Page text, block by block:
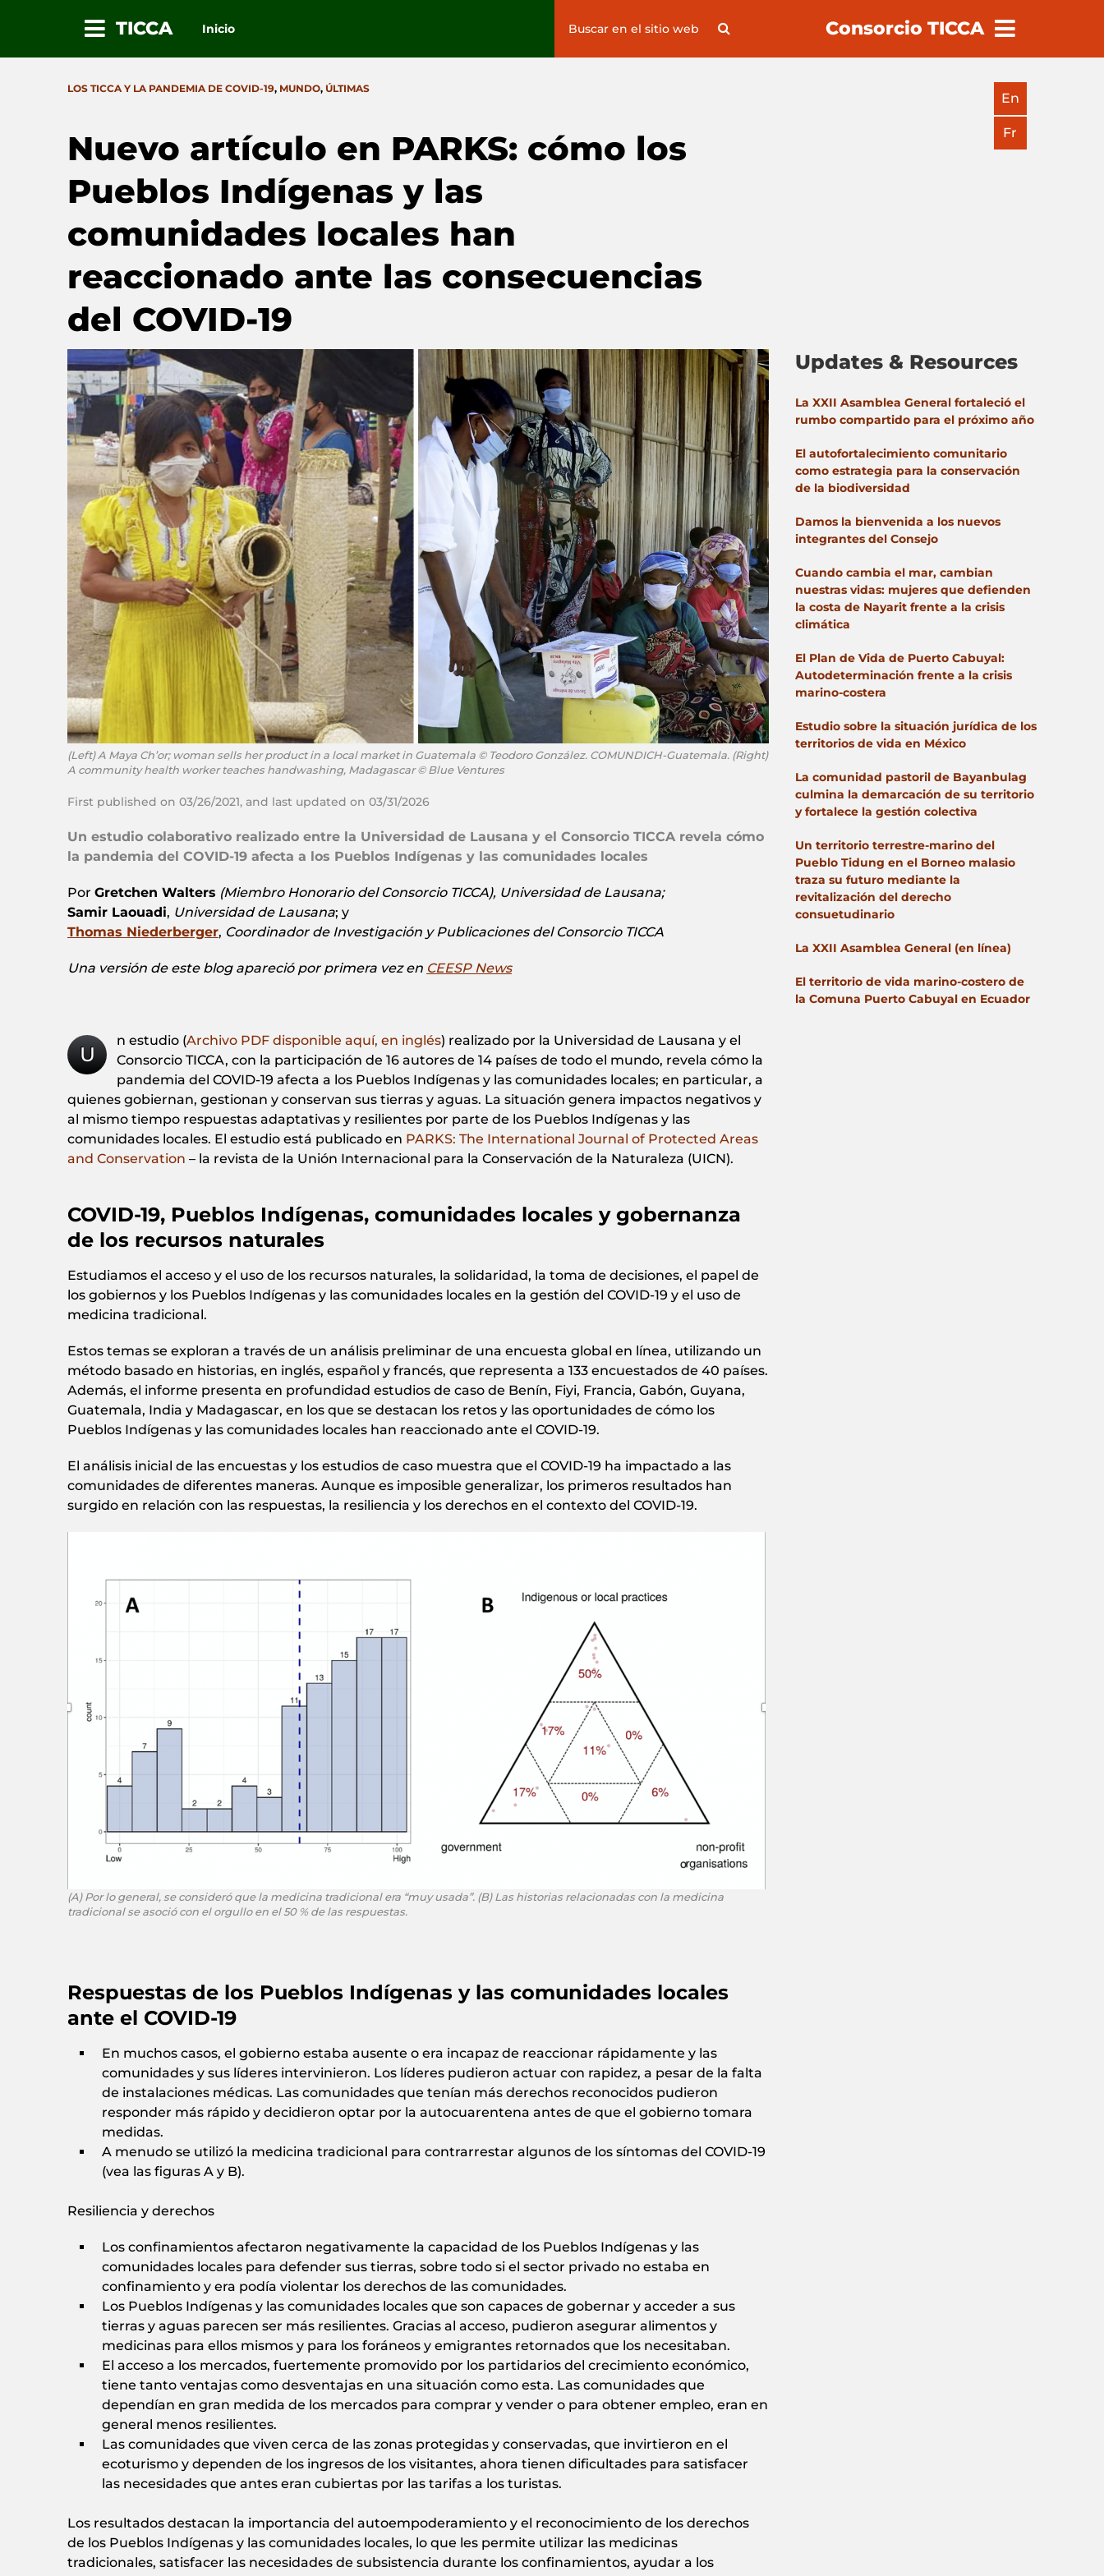
TICCA Inicio
Search
Consorcio TICCA
En
Fr
CATEGORIES
LOS TICCA Y LA PANDEMIA DE COVID-19, MUNDO, ÚLTIMAS
Nuevo artículo en PARKS: cómo los
Pueblos Indígenas y las
comunidades locales han
reaccionado ante las consecuencias
del COVID-19
(Left) A Maya Ch’or; woman sells her product in a local market in Guatemala © Teodoro González. COMUNDICH-Guatemala. (Right)
A community health worker teaches handwashing, Madagascar © Blue Ventures
First published on 03/26/2021, and last updated on 03/31/2026
Un estudio colaborativo realizado entre la Universidad de Lausana y el Consorcio TICCA revela cómo
la pandemia del COVID-19 afecta a los Pueblos Indígenas y las comunidades locales
Por Gretchen Walters (Miembro Honorario del Consorcio TICCA), Universidad de Lausana;
Samir Laouadi, Universidad de Lausana; y
Thomas Niederberger, Coordinador de Investigación y Publicaciones del Consorcio TICCA
Una versión de este blog apareció por primera vez en CEESP News
U
n estudio (Archivo PDF disponible aquí, en inglés) realizado por la Universidad de Lausana y el
Consorcio TICCA, con la participación de 16 autores de 14 países de todo el mundo, revela cómo la
pandemia del COVID-19 afecta a los Pueblos Indígenas y las comunidades locales; en particular, a
quienes gobiernan, gestionan y conservan sus tierras y aguas. La situación genera impactos negativos y
al mismo tiempo respuestas adaptativas y resilientes por parte de los Pueblos Indígenas y las
comunidades locales. El estudio está publicado en PARKS: The International Journal of Protected Areas
and Conservation – la revista de la Unión Internacional para la Conservación de la Naturaleza (UICN).
COVID-19, Pueblos Indígenas, comunidades locales y gobernanza
de los recursos naturales
Estudiamos el acceso y el uso de los recursos naturales, la solidaridad, la toma de decisiones, el papel de
los gobiernos y los Pueblos Indígenas y las comunidades locales en la gestión del COVID-19 y el uso de
medicina tradicional.
Estos temas se exploran a través de un análisis preliminar de una encuesta global en línea, utilizando un
método basado en historias, en inglés, español y francés, que representa a 133 encuestados de 40 países.
Además, el informe presenta en profundidad estudios de caso de Benín, Fiyi, Francia, Gabón, Guyana,
Guatemala, India y Madagascar, en los que se destacan los retos y las oportunidades de cómo los
Pueblos Indígenas y las comunidades locales han reaccionado ante el COVID-19.
El análisis inicial de las encuestas y los estudios de caso muestra que el COVID-19 ha impactado a las
comunidades de diferentes maneras. Aunque es imposible generalizar, los primeros resultados han
surgido en relación con las respuestas, la resiliencia y los derechos en el contexto del COVID-19.
(A) Por lo general, se consideró que la medicina tradicional era “muy usada”. (B) Las historias relacionadas con la medicina
tradicional se asoció con el orgullo en el 50 % de las respuestas.
Respuestas de los Pueblos Indígenas y las comunidades locales
ante el COVID-19
En muchos casos, el gobierno estaba ausente o era incapaz de reaccionar rápidamente y las
comunidades y sus líderes intervinieron. Los líderes pudieron actuar con rapidez, a pesar de la falta
de instalaciones médicas. Las comunidades que tenían más derechos reconocidos pudieron
responder más rápido y decidieron optar por la autocuarentena antes de que el gobierno tomara
medidas.
A menudo se utilizó la medicina tradicional para contrarrestar algunos de los síntomas del COVID-19
(vea las figuras A y B).
Resiliencia y derechos
Los confinamientos afectaron negativamente la capacidad de los Pueblos Indígenas y las
comunidades locales para defender sus tierras, sobre todo si el sector privado no estaba en
confinamiento y era podía violentar los derechos de las comunidades.
Los Pueblos Indígenas y las comunidades locales que son capaces de gobernar y acceder a sus
tierras y aguas parecen ser más resilientes. Gracias al acceso, pudieron asegurar alimentos y
medicinas para ellos mismos y para los foráneos y emigrantes retornados que los necesitaban.
El acceso a los mercados, fuertemente promovido por los partidarios del crecimiento económico,
tiene tanto ventajas como desventajas en una situación como esta. Las comunidades que
dependían en gran medida de los mercados para comprar y vender o para obtener empleo, eran en
general menos resilientes.
Las comunidades que viven cerca de las zonas protegidas y conservadas, que invirtieron en el
ecoturismo y dependen de los ingresos de los visitantes, ahora tienen dificultades para satisfacer
las necesidades que antes eran cubiertas por las tarifas a los turistas.
Los resultados destacan la importancia del autoempoderamiento y el reconocimiento de los derechos
de los Pueblos Indígenas y las comunidades locales, lo que les permite utilizar las medicinas
tradicionales, satisfacer las necesidades de subsistencia durante los confinamientos, ayudar a los
Updates & Resources
La XXII Asamblea General fortaleció el
rumbo compartido para el próximo año
El autofortalecimiento comunitario
como estrategia para la conservación
de la biodiversidad
Damos la bienvenida a los nuevos
integrantes del Consejo
Cuando cambia el mar, cambian
nuestras vidas: mujeres que defienden
la costa de Nayarit frente a la crisis
climática
El Plan de Vida de Puerto Cabuyal:
Autodeterminación frente a la crisis
marino-costera
Estudio sobre la situación jurídica de los
territorios de vida en México
La comunidad pastoril de Bayanbulag
culmina la demarcación de su territorio
y fortalece la gestión colectiva
Un territorio terrestre-marino del
Pueblo Tidung en el Borneo malasio
traza su futuro mediante la
revitalización del derecho
consuetudinario
La XXII Asamblea General (en línea)
El territorio de vida marino-costero de
la Comuna Puerto Cabuyal en Ecuador